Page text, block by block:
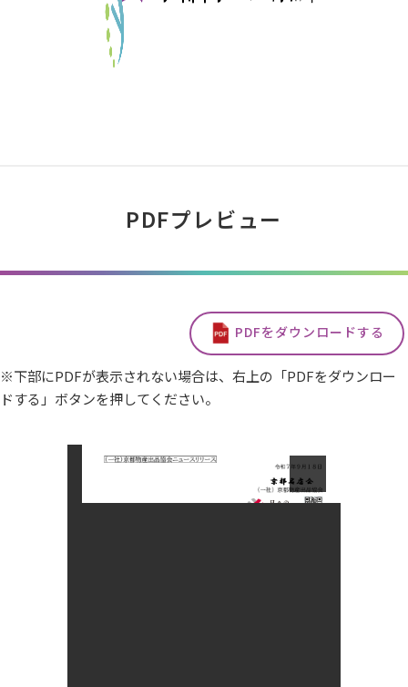
PDFプレビュー
PDFをダウンロードする
※下部にPDFが表示されない場合は、右上の「PDFをダウンロー
ドする」ボタンを押してください。